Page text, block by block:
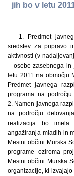
jih bo v letu
1. Predmet
sredstev za pripravo
aktivnosti (v
– osebe zasebnega
letu 2011 na območju
Predmet javnega
programa na
2. Namen javnega
na področju
realizacija bo imela
angažiranja mladih in
Mestni občini Murska
programe oziroma
Mestni občini Murska
organizacije, ki